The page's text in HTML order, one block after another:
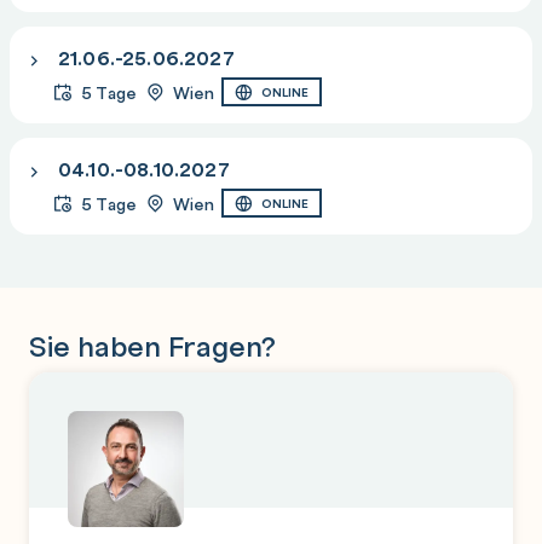
21.06.-25.06.2027
5 Tage Wien ONLINE
04.10.-08.10.2027
5 Tage Wien ONLINE
Sie haben Fragen?